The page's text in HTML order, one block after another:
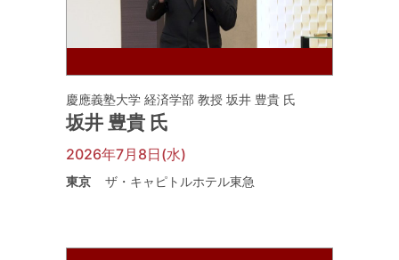
慶應義塾大学 経済学部 教授 坂井 豊貴 氏
坂井 豊貴 氏
2026年7月8日(水)
東京 ザ・キャピトルホテル東急